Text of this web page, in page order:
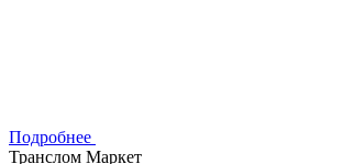
Подробнее
Транслом Маркет